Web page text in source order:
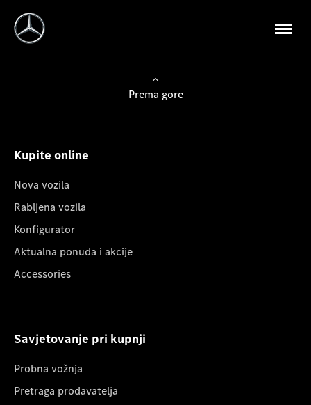
Prema gore
Kupite online
Nova vozila
Rabljena vozila
Konfigurator
Aktualna ponuda i akcije
Accessories
Savjetovanje pri kupnji
Probna vožnja
Pretraga prodavatelja